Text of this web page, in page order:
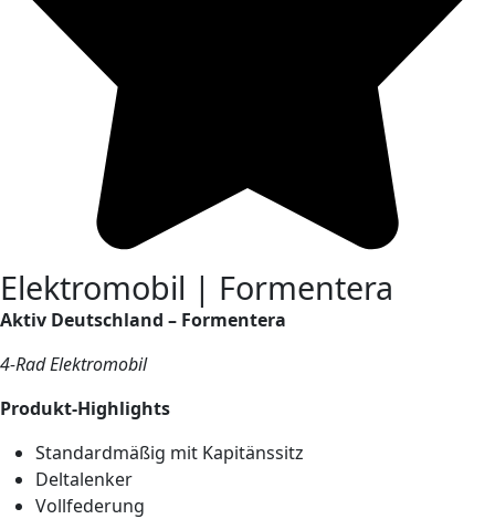
Elektromobil | Formentera
Aktiv Deutschland – Formentera
4-Rad Elektromobil
Produkt-Highlights
Standardmäßig mit Kapitänssitz
Deltalenker
Vollfederung